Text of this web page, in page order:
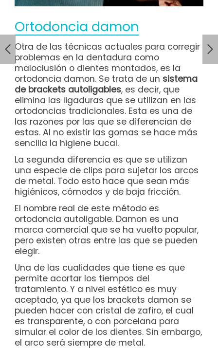
Ortodoncia damon
Otra de las técnicas actuales para corregir
problemas en la dentadura como
maloclusión o dientes montados, es la
ortodoncia damon. Se trata de un sistema
de brackets autoligables, es decir, que
elimina las ligaduras que se utilizan en las
ortodoncias tradicionales. Esta es una de
las razones por las que se diferencian de
estas. Al no existir las gomas se hace más
sencilla la higiene bucal.
La segunda diferencia es que se utilizan
una especie de clips para sujetar los arcos
de metal. Todo esto hace que sean más
higiénicos, cómodos y de baja fricción.
El nombre real de este método es
ortodoncia autoligable. Damon es una
marca comercial que se ha vuelto popular,
pero existen otras entre las que se pueden
elegir.
Una de las cualidades que tiene es que
permite acortar los tiempos del
tratamiento. Y a nivel estético es muy
aceptado, ya que los brackets damon se
pueden hacer con cristal de zafiro, el cual
es transparente, o con porcelana para
simular el color de los dientes. Sin embargo,
el arco será siempre de metal.